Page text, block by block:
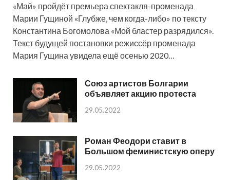
«Май» пройдёт премьера спектакля-променада
Марии Гущиной «Глубже, чем когда-либо» по тексту
Константина Богомолова «Мой бластер разрядился».
Текст будущей постановки режиссёр променада
Мария Гущина увидела ещё осенью 2020…
Союз артистов Болгарии
объявляет акцию протеста
29.05.2022
Роман Феодори ставит в
Большом феминистскую оперу
29.05.2022